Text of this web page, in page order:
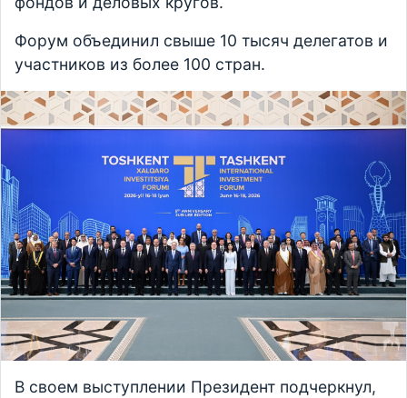
Форум объединил свыше 10 тысяч делегатов и
участников из более 100 стран.
В своем выступлении Президент подчеркнул,